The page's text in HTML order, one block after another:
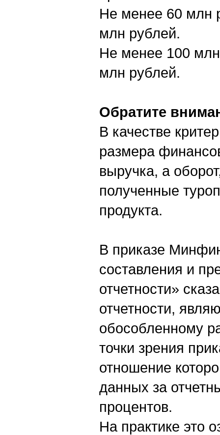
Не менее 60 млн
млн рублей.
Не менее 100
млн рублей.
Обратите
В качестве
размера
выручка, а
полученные
продукта.
В приказе
составления и
отчетности»
отчетности,
обособленному
точки зрения
отношение
данных за
процентов.
На практике это